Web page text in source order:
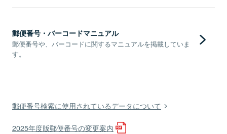
郵便番号・バーコードマニュアル
郵便番号や、バーコードに関するマニュアルを掲載していま
す。
郵便番号検索に使用されているデータについて
2025年度版郵便番号の変更案内